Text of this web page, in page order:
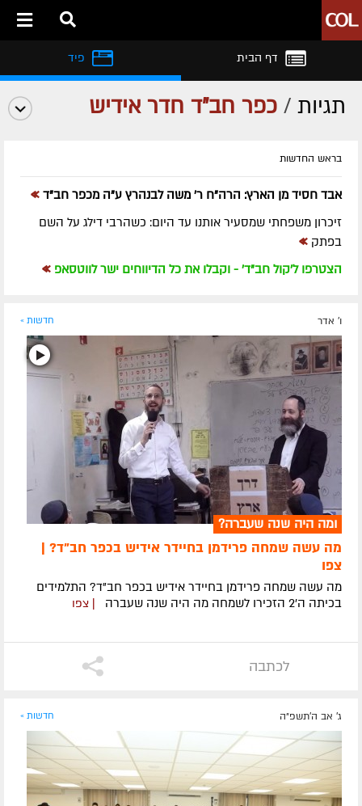
דף הבית
תגיות / כפר חב"ד חדר אידיש
בראש החדשות
אבד חסיד מן הארץ: הרה"ח ר' משה לבנהרץ ע"ה מכפר חב"ד »
זיכרון משפחתי שמסעיר אותנו עד היום: כשהרבי דילג על השם
בפתק »
הצטרפו ל'קול חב"ד' - וקבלו את כל הדיווחים ישר לווטסאפ »
ו' אדר חדשות »
ומה היה שנה שעברה?
מה עשה שמחה פרידמן בחיידר אידיש בכפר חב"ד? |
צפו
מה עשה שמחה פרידמן בחיידר אידיש בכפר חב"ד? התלמידים
בכיתה ה'2 הזכירו לשמחה מה היה שנה שעברה
| צפו
לכתבה
ג' אב ה׳תשפ״ה חדשות »